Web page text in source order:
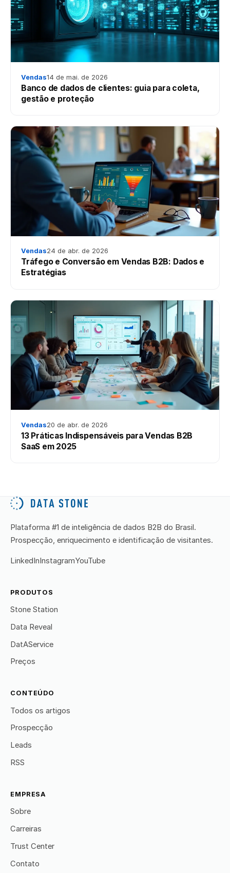
Vendas14 de mai. de 2026
Banco de dados de clientes: guia para coleta,
gestão e proteção
Vendas24 de abr. de 2026
Tráfego e Conversão em Vendas B2B: Dados e
Estratégias
Vendas20 de abr. de 2026
13 Práticas Indispensáveis para Vendas B2B
SaaS em 2025
Plataforma #1 de inteligência de dados B2B do Brasil.
Prospecção, enriquecimento e identificação de visitantes.
LinkedInInstagramYouTube
PRODUTOS
Stone Station
Data Reveal
DatAService
Preços
CONTEÚDO
Todos os artigos
Prospecção
Leads
RSS
EMPRESA
Sobre
Carreiras
Trust Center
Contato